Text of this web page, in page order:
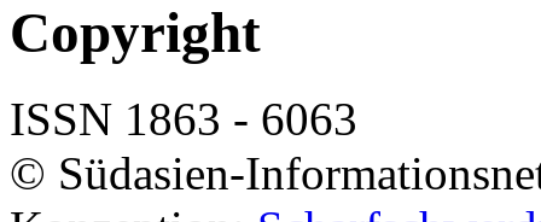
Copyright
ISSN 1863 - 6063
© Südasien-